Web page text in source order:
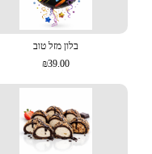
בלון מזל טוב
₪39.00